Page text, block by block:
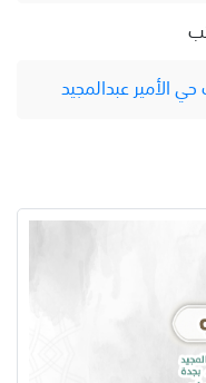
الأمير عبدالمجيد